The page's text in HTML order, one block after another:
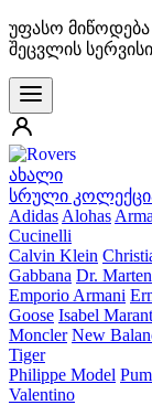
უფასო
შეცვლის
ახალი
სრული
Adidas Alohas
Cucinelli
Calvin Klein
Gabbana Dr.
Emporio Armani
Goose Isabel Marant
Moncler New
Tiger
Philippe Model
Valentino